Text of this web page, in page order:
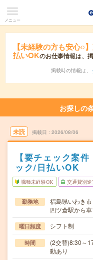
メニュー
【未経験の方も安心○
払いOKのお仕事情報は、
掲載時の情報は、
お探しの
未読 掲載日 2026/08/06
【要チェック案
ック/日払いOK
職種未経験OK 交通費別途
勤務地
福島県いわき市
四ツ倉駅から
曜日頻度 シフト制
時間
(2交替)8:30～
動あり